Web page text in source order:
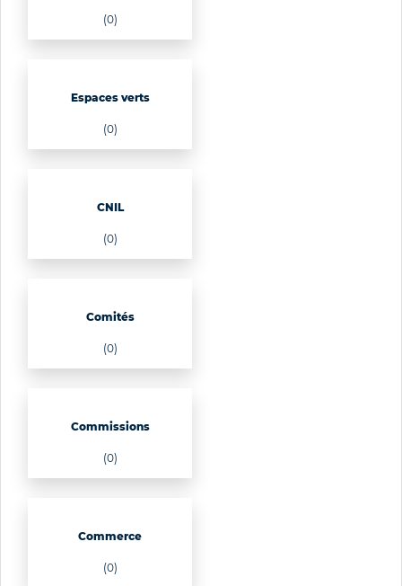
(0)
Espaces verts
(0)
CNIL
(0)
Comités
(0)
Commissions
(0)
Commerce
(0)